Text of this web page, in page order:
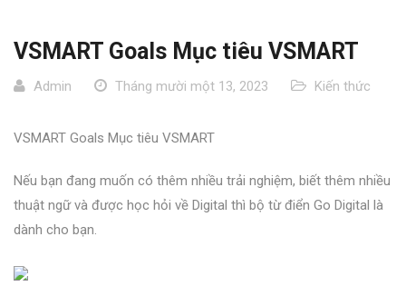
VSMART Goals Mục tiêu VSMART
Admin Tháng mười một 13, 2023 Kiến thức
VSMART Goals Mục tiêu VSMART
Nếu bạn đang muốn có thêm nhiều trải nghiệm, biết thêm nhiều
thuật ngữ và được học hỏi về Digital thì bộ từ điển Go Digital là
dành cho bạn.